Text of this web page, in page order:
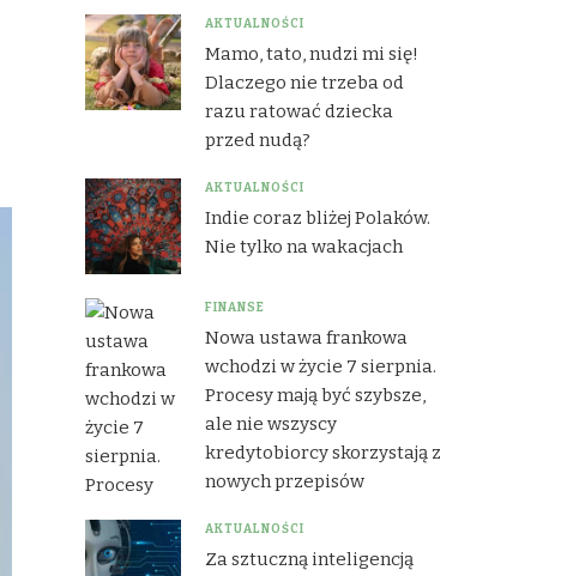
AKTUALNOŚCI
Mamo, tato, nudzi mi się!
Dlaczego nie trzeba od
razu ratować dziecka
przed nudą?
AKTUALNOŚCI
Indie coraz bliżej Polaków.
Nie tylko na wakacjach
FINANSE
Nowa ustawa frankowa
wchodzi w życie 7 sierpnia.
Procesy mają być szybsze,
ale nie wszyscy
kredytobiorcy skorzystają z
nowych przepisów
AKTUALNOŚCI
Za sztuczną inteligencją